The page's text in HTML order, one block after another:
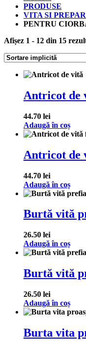
PRODUSE
VITA SI
PENTRU
Afișez 1 - 12 din 15
Antricot de
44.70 lei
Adaugă în coș
Antricot de
44.70 lei
Adaugă în coș
Burtă vită
26.50 lei
Adaugă în coș
Burtă vită
26.50 lei
Adaugă în coș
Burta vita